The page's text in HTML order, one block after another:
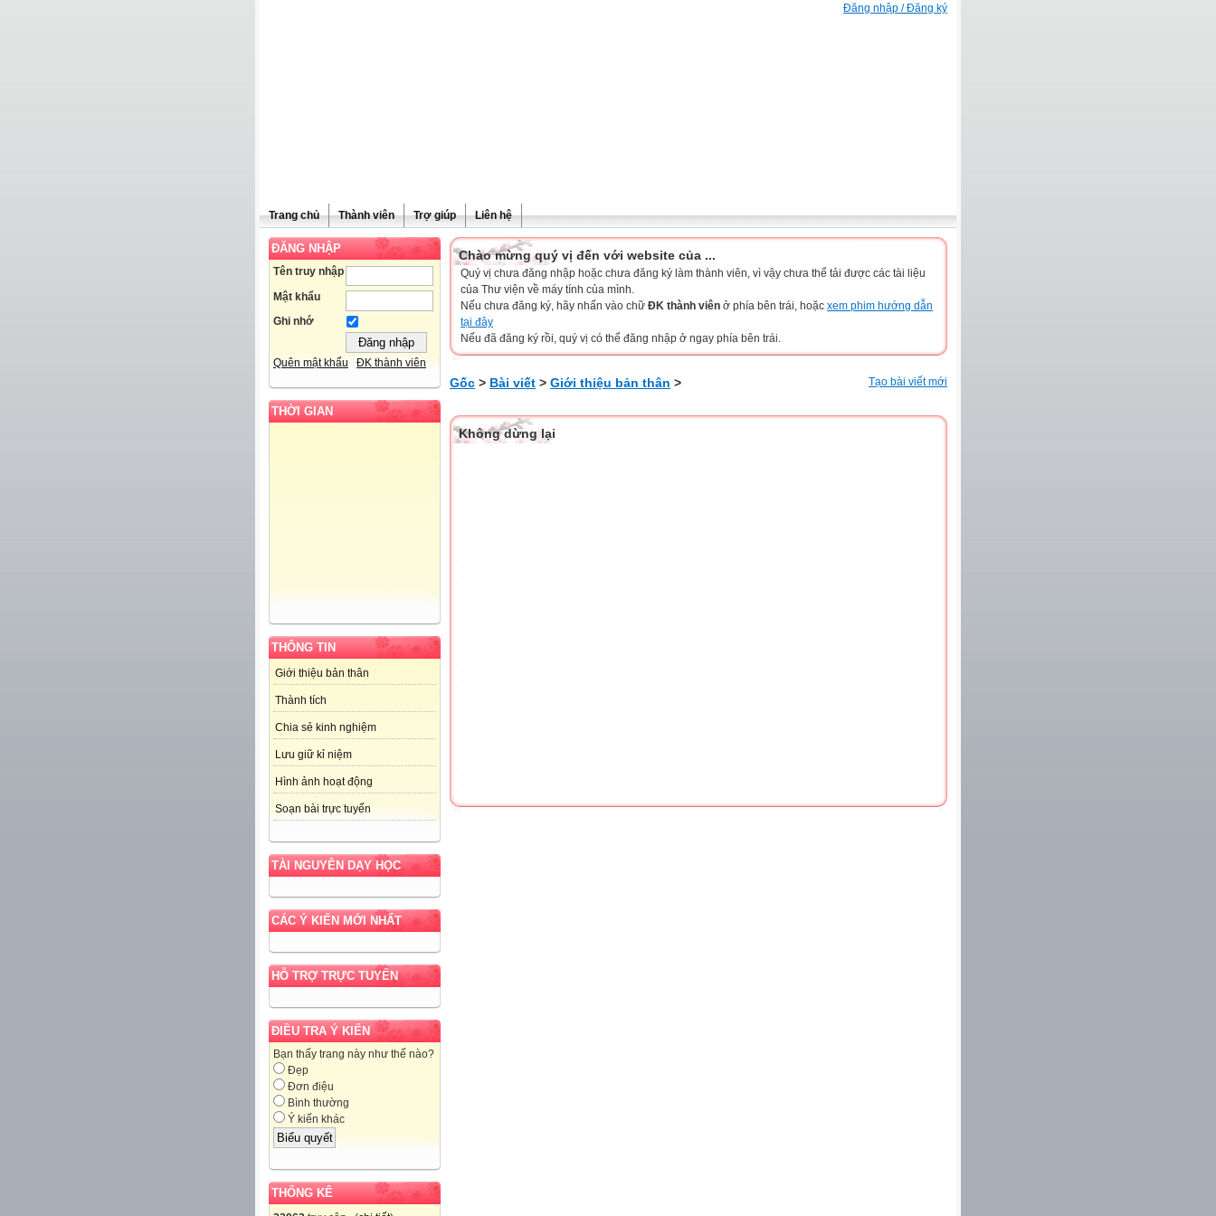
Đăng nhập / Đăng ký
Trang chủ Thành viên Trợ giúp Liên hệ
ĐĂNG NHẬP
Tên truy nhập
Mật khẩu
Ghi nhớ
Quên mật khẩu ĐK thành viên
THỜI GIAN
THÔNG TIN
Giới thiệu bản thân
Thành tích
Chia sẻ kinh nghiệm
Lưu giữ kỉ niệm
Hình ảnh hoạt động
Soạn bài trực tuyến
TÀI NGUYÊN DẠY HỌC
CÁC Ý KIẾN MỚI NHẤT
HỖ TRỢ TRỰC TUYẾN
ĐIỀU TRA Ý KIẾN
Bạn thấy trang này như thế nào?
Đẹp
Đơn điệu
Bình thường
Ý kiến khác
THỐNG KÊ
Chào mừng quý vị đến với website của ...
Quý vị chưa đăng nhập hoặc chưa đăng ký làm thành viên, vì vậy chưa thể tải được các tài liệu
của Thư viện về máy tính của mình.
Nếu chưa đăng ký, hãy nhấn vào chữ ĐK thành viên ở phía bên trái, hoặc xem phim hướng dẫn
tại đây
Nếu đã đăng ký rồi, quý vị có thể đăng nhập ở ngay phía bên trái.
Gốc > Bài viết > Giới thiệu bản thân > Tạo bài viết mới
Không dừng lại